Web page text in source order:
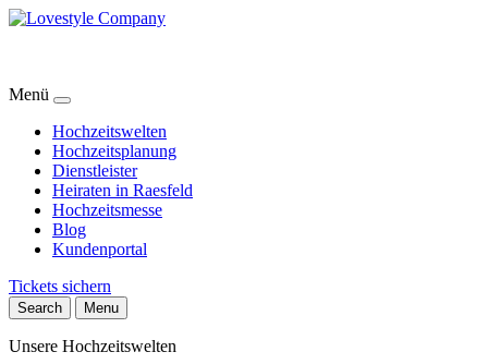
Menü
Hochzeitswelten
Hochzeitsplanung
Dienstleister
Heiraten in Raesfeld
Hochzeitsmesse
Blog
Kundenportal
Tickets sichern
Search Menu
Unsere Hochzeitswelten